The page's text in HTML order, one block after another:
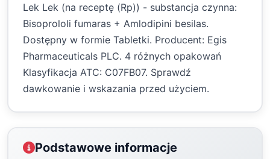
Lek Lek (na receptę (Rp)) - substancja czynna:
Bisoprololi fumaras + Amlodipini besilas.
Dostępny w formie Tabletki. Producent: Egis
Pharmaceuticals PLC. 4 różnych opakowań
Klasyfikacja ATC: C07FB07. Sprawdź
dawkowanie i wskazania przed użyciem.
Podstawowe informacje